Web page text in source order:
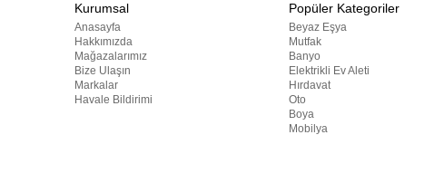
Kurumsal
Anasayfa
Hakkımızda
Mağazalarımız
Bize Ulaşın
Markalar
Havale Bildirimi
Popüler Kategoriler
Beyaz Eşya
Mutfak
Banyo
Elektrikli Ev Aleti
Hırdavat
Oto
Boya
Mobilya